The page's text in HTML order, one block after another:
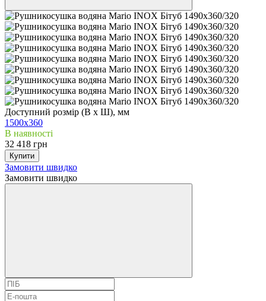
Доступний розмір (В x Ш), мм
1500x360
В наявності
32 418 грн
Купити
Замовити швидко
Замовити швидко